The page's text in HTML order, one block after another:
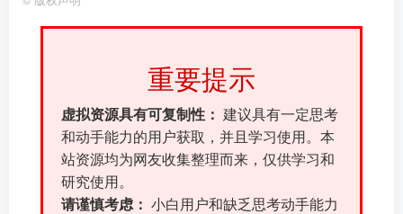
重要提示
虚拟资源具有可复制性： 建议具有一定思考
和动手能力的用户获取，并且学习使用。本
站资源均为网友收集整理而来，仅供学习和
研究使用。
请谨慎考虑： 小白用户和缺乏思考动手能力